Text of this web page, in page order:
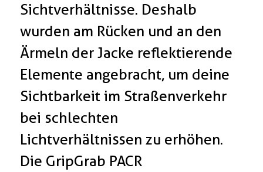
Sichtverhältnisse. Deshalb
wurden am Rücken und an den
Ärmeln der Jacke reflektierende
Elemente angebracht, um deine
Sichtbarkeit im Straßenverkehr
bei schlechten
Lichtverhältnissen zu erhöhen.
Die GripGrab PACR